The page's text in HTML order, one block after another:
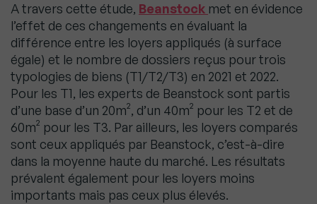
A travers cette étude, Beanstock met en évidence
l’effet de ces changements en évaluant la
différence entre les loyers appliqués (à surface
égale) et le nombre de dossiers reçus pour trois
typologies de biens (T1/T2/T3) en 2021 et 2022.
Pour les T1, les experts de Beanstock sont partis
d’une base d’un 20m², d’un 40m² pour les T2 et de
60m² pour les T3. Par ailleurs, les loyers comparés
sont ceux appliqués par Beanstock, c’est-à-dire
dans la moyenne haute du marché. Les résultats
prévalent également pour les loyers moins
importants mais pas ceux plus élevés.